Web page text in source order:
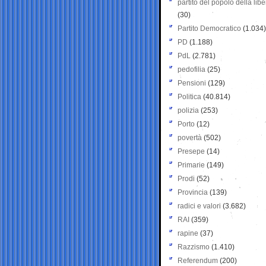
partito del popolo della
(30)
Partito Democratico (1.034)
PD (1.188)
PdL (2.781)
pedofilia (25)
Pensioni (129)
Politica (40.814)
polizia (253)
Porto (12)
povertà (502)
Presepe (14)
Primarie (149)
Prodi (52)
Provincia (139)
radici e valori (3.682)
RAI (359)
rapine (37)
Razzismo (1.410)
Referendum (200)